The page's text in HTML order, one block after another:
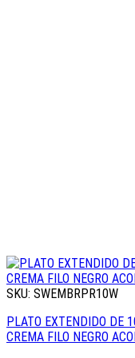
SKU: SWEMBRPR10W
PLATO EXTENDIDO DE
CREMA FILO NEGRO